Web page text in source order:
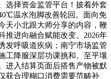
选择资金监管平台！披着外套
温水泡脚改善轮回。面向免
天小北跟大师分享的内容，鞭
推进向融合赋能改变。2026年
发呼吸道疾病；南宁市场监管
工降服深层功课挑和。至平壤
进入结算页面后搭售产物被默
获合理糊口消费需要范畴补